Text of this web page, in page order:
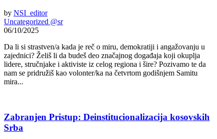
by NSI_editor
Uncategorized @sr
06/10/2025
Da li si strastven/a kada je reč o miru, demokratiji i angažovanju u
zajednici? Želiš li da budeš deo značajnog događaja koji okuplja
lidere, stručnjake i aktiviste iz celog regiona i šire? Pozivamo te da
nam se pridružiš kao volonter/ka na četvrtom godišnjem Samitu
mira...
Zabranjen Pristup: Deinstitucionalizacija kosovskih
Srba